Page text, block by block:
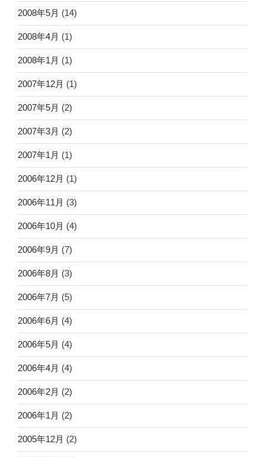
2008年5月 (14)
2008年4月 (1)
2008年1月 (1)
2007年12月 (1)
2007年5月 (2)
2007年3月 (2)
2007年1月 (1)
2006年12月 (1)
2006年11月 (3)
2006年10月 (4)
2006年9月 (7)
2006年8月 (3)
2006年7月 (5)
2006年6月 (4)
2006年5月 (4)
2006年4月 (4)
2006年2月 (2)
2006年1月 (2)
2005年12月 (2)